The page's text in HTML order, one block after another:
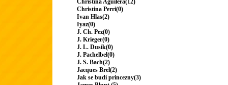
Christina Aguilera(12)
Christina Perri(0)
Ivan Hlas(2)
Iyaz(0)
J. Ch. Pez(0)
J. Krieger(0)
J. L. Dusík(0)
J. Pachelbel(0)
J. S. Bach(2)
Jacques Brel(2)
Jak se budí princezny(3)